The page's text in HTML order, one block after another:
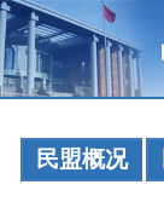
民盟概况